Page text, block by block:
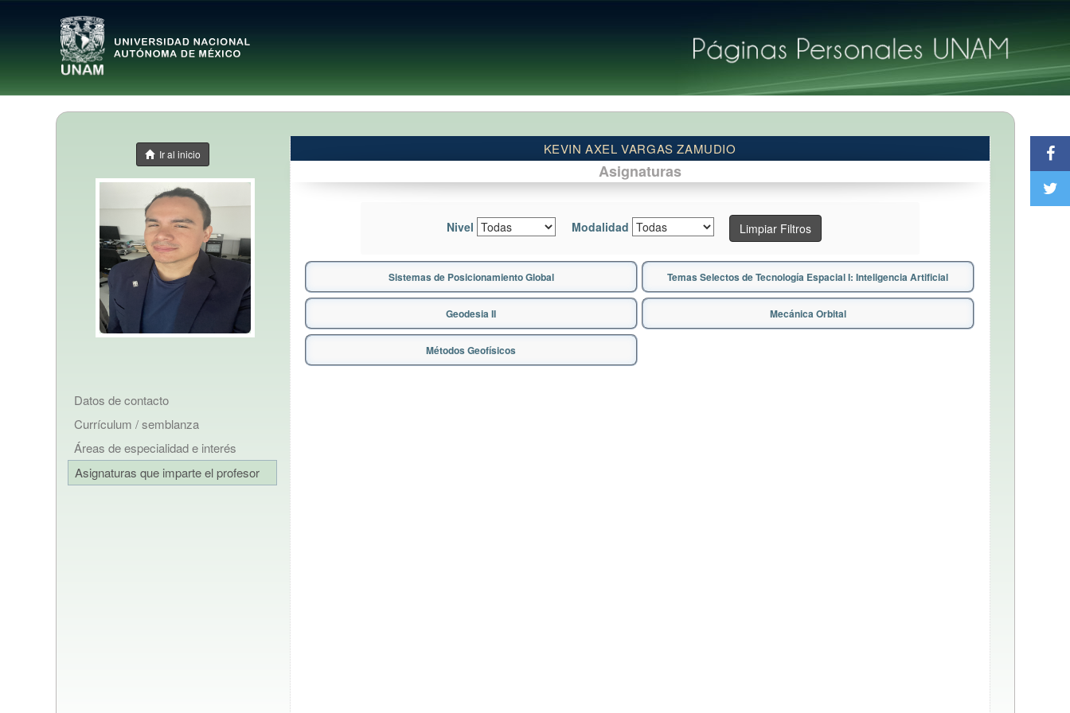
Ir al inicio
Datos de contacto
Currículum / semblanza
Áreas de especialidad e interés
Asignaturas que imparte el profesor
KEVIN AXEL VARGAS ZAMUDIO
Asignaturas
Nivel Modalidad Limpiar Filtros
Sistemas de Posicionamiento Global Temas Selectos de Tecnología Espacial I: Inteligencia Artificial
Geodesia II Mecánica Orbital
Métodos Geofísicos